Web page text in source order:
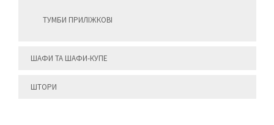
ТУМБИ ПРИЛІЖКОВІ
ШАФИ ТА ШАФИ-КУПЕ
ШТОРИ